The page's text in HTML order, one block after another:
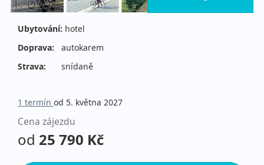
Ubytování: hotel
Doprava:
autokarem
Strava:
snídaně
1 termín od 5. května 2027
Cena zájezdu
od 25 790 Kč